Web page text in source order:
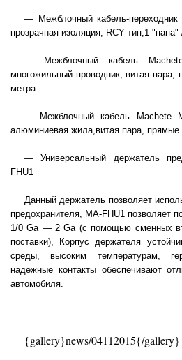
— Межблочный кабель-переходник
прозрачная изоляция, RCY тип,1
—
Межблочный кабель
многожильный проводник, витая пара,
метра
—
Межблочный кабель Machete
алюминиевая жила,витая пара, прямые
—Универсальный держатель
FHU1
Данный держатель позволяет
предохранителя, MA-FHU1 позволяет
1/0 Ga — 2 Ga (с помощью сменных
поставки), Корпус держателя
среды, высоким температурам,
надежные контакты обеспечивают
автомобиля.
{gallery}news/04112015{/gallery}